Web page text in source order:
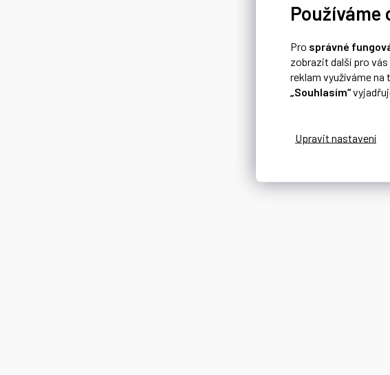
Používáme
Pro správné
zobrazit další pro
reklam využíváme
„Souhlasím“